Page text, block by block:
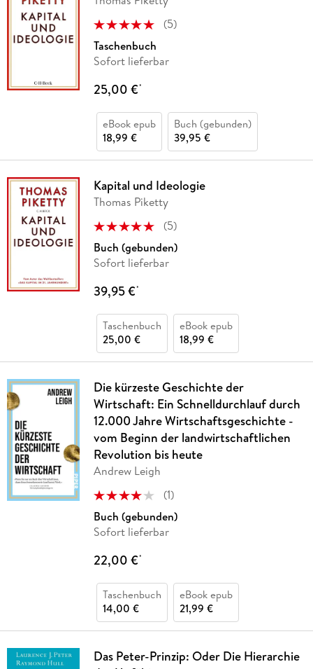
(5)
Taschenbuch
Sofort lieferbar
25,00 €*
eBook epub
18,99 €
Buch (gebunden)
39,95 €
Kapital und Ideologie
Thomas Piketty
(5)
Buch (gebunden)
Sofort lieferbar
39,95 €*
Taschenbuch
25,00 €
eBook epub
18,99 €
Die kürzeste Geschichte der
Wirtschaft: Ein Schnelldurchlauf durch
12.000 Jahre Wirtschaftsgeschichte -
vom Beginn der landwirtschaftlichen
Revolution bis heute
Andrew Leigh
(1)
Buch (gebunden)
Sofort lieferbar
22,00 €*
Taschenbuch
14,00 €
eBook epub
21,99 €
Das Peter-Prinzip: Oder Die Hierarchie